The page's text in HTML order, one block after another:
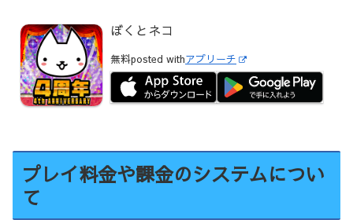
ぼくとネコ
無料posted withアプリーチ
プレイ料金や課金のシステムについ
て